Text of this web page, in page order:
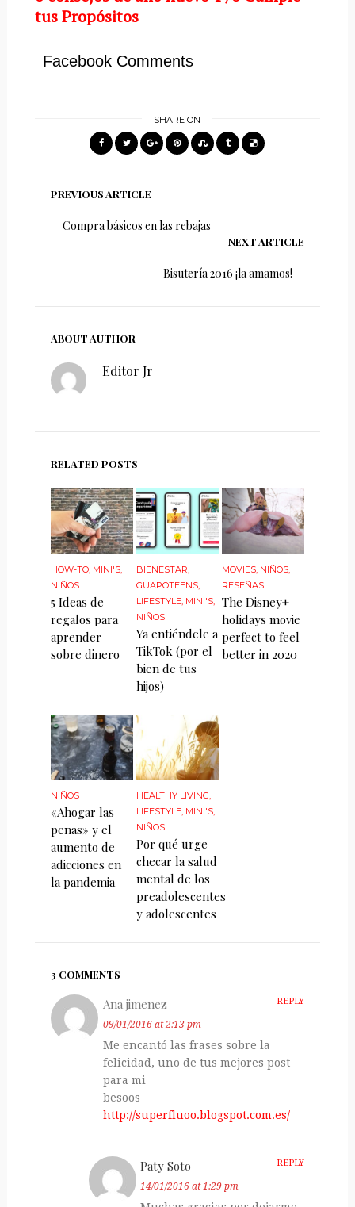
tus Propósitos
Facebook Comments
SHARE ON
PREVIOUS ARTICLE
Compra básicos en las rebajas
NEXT ARTICLE
Bisutería 2016 ¡la amamos!
ABOUT AUTHOR
Editor Jr
RELATED POSTS
HOW-TO, MINI'S,
NIÑOS
5 Ideas de
regalos para
aprender
sobre dinero
BIENESTAR
GUAPOTEENS
LIFESTYLE MINI'S
NIÑOS
Ya entiéndele a
TikTok (por el
bien de tus
hijos)
MOVIES NIÑOS
RESEÑAS
The Disney+
holidays movie
perfect to feel
better in 2020
NIÑOS
«Ahogar las
penas» y el
aumento de
adicciones en
la pandemia
HEALTHY LIVING,
LIFESTYLE, MINI'S,
NIÑOS
Por qué urge
checar la salud
mental de los
preadolescentes
y adolescentes
3 COMMENTS
Ana jimenez REPLY
09/01/2016 at 2:13 pm
Me encantó las frases sobre la
felicidad, uno de tus mejores post
para mi
besoos
http://superfluoo.blogspot.com.es/
Paty Soto REPLY
14/01/2016 at 1:29 pm